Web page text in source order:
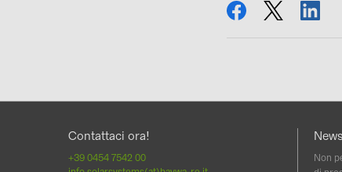
condividi
tweet
Contattaci ora!
+39 0454 7542 00
Non